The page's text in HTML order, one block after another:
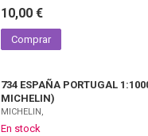
10,00 €
Comprar
734 ESPAÑA PORTUGAL
MICHELIN)
MICHELIN,
En stock